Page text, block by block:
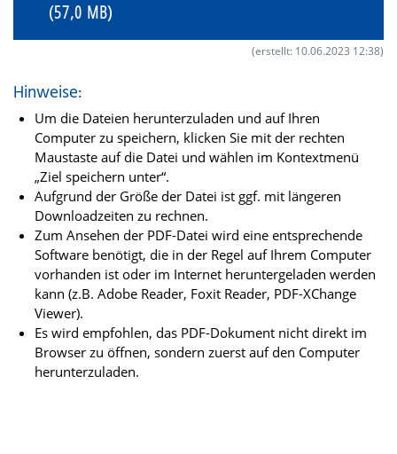
(57,0 MB)
(erstellt: 10.06.2023 12:38)
Hinweise:
Um die Dateien herunterzuladen und auf Ihren
Computer zu speichern, klicken Sie mit der rechten
Maustaste auf die Datei und wählen im Kontextmenü
„Ziel speichern unter“.
Aufgrund der Größe der Datei ist ggf. mit längeren
Downloadzeiten zu rechnen.
Zum Ansehen der PDF-Datei wird eine entsprechende
Software benötigt, die in der Regel auf Ihrem Computer
vorhanden ist oder im Internet heruntergeladen werden
kann (z.B. Adobe Reader, Foxit Reader, PDF-XChange
Viewer).
Es wird empfohlen, das PDF-Dokument nicht direkt im
Browser zu öffnen, sondern zuerst auf den Computer
herunterzuladen.